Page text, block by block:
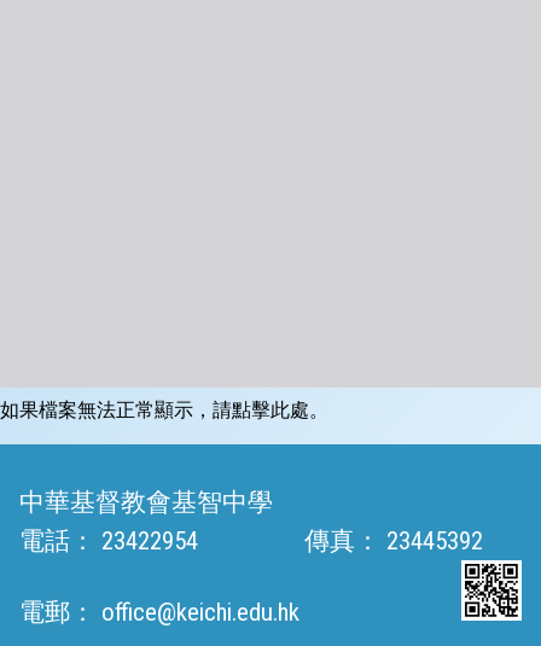
如果檔案無法正常顯示，請點擊此處。
中華基督教會基智中學
電話：
23422954 傳真： 23445392
電郵： office@keichi.edu.hk